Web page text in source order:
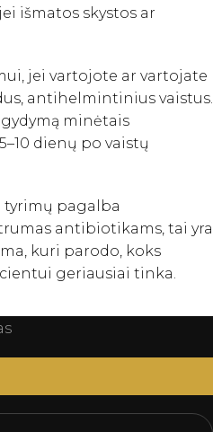
išmatos skystos ar
jei vartojote ar vartojate
antihelmintinius vaistus.
minėtais
dienų po vaistų
pagalba
antibiotikams, tai yra
kuri parodo, koks
geriausiai tinka.